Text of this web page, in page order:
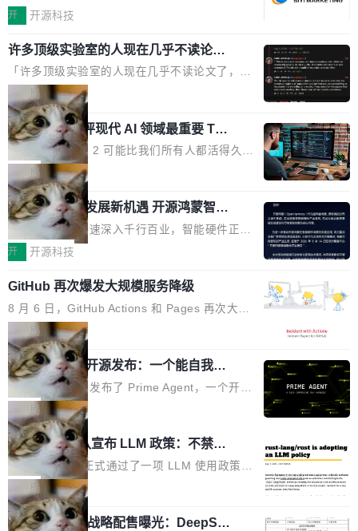
页面的文本，然后把文本丢给大模型，再返回一
段回答。仅此而已。 这当然有用，但总觉得差点
意思。比如我在一个后台管理系统里，需要填50
个表单字段，每个字段还有联动逻辑；比如我
想...
与80PLUS钛金能效；支持ATX 3.1与PCIe 5.1
规范，结合服务器级元件、完善供电线材与内置
实时LCD监控屏，可充分满足当下高阶PC主机
的严苛使用需求。 澎湃功率，紧凑机身 钛金雕1
600PG5 AI TOP具备强悍输出功率，同时实现
机身尺寸大幅精简。整机长度仅16厘米，属于同
功率段机身尺寸十分紧凑的1600W电源产品。小
巧机身有效提升市面主流标准A...
的价值重构。全球全案品牌代理机构市场从2025
复合增长率达5.44%,预计2032年将突破120亿美
元。数字广告与公共关系相关服务市场更是从20
25年的8463亿美元扩张至2026年的8763亿美
元。数字的背后是一个清晰的事实——品牌对专
业化营销服务的需求从未如此迫切。 但市场扩容
的同时,服务商的竞争逻辑正在改变。2026年Top
Agency年度合辑的观察指出,“产品”这个离消费
者最近的载体,在整个品牌营销层面的权重显著变
高了。全域营销服务商的竞争正在从规模转向深
度,案例厚度、全域覆盖、多线协同...
开 开源科技
许多顶级实验室的人现在几乎不读论文
了
「许多顶级实验室的人现在几乎不读论文了，而
且他们认为 ICLR/ICML/NeurIPS 充斥着大量过
度宣传和欺诈。」 OpenAI 研究员 Keller Jorda
n 这条推文引发了广泛讨论。他不是在说风凉
话，他是说出了一个圈内人尽皆知但很少公开捅
破的事实。 Jordan 随后补充了一句软化声明：
「我不认为这些会议上大部分论文都在过度宣传
或造假。问题是，作为读者，如果你筛选出那些
看起来最令人兴奋的论文，那它们大部分都是过
度宣传的。」 这才是真正的痛点。不是所有论文
都有问题，是最吸引眼球的那批论文最有问题。
他引用的帖子来自 Mathew Shen，一位 ICLR 2
026 的读者：「看了篇 ...
局
xAI 前工程师评现代 AI 领域最重要 Top
3 开源项目
Flash Attention 2 可能比我们所有人都活得久。
这句话不是来自某个技术博客，而是出自 Hieu
Pham 的一条推文。Hieu Pham 是谁？他是 xAI
的早期工程师之一，在 Grok 训练基础设施团队
工作过。近日他在 X 上发了一条帖子，列出了他
认为现代 AI 领域最重要的三个开源项目。 第一
理由很具体。FA 系列不需要解释，但 FA2 是他
认为最重要的一个——复杂度恰到好处，刚好能
驱动你去学 CuTe，但还没被那些"邪恶的" Hopp
er++ 优化所淹没，足够容易修改和适配。 更关
键的是 FA2 的持久性...
局
共商智能硬件发展新机遇 开源鸿蒙智能
硬件开发者日杭州站即将举行
随着万物智联加速深入千行百业，智能硬件正从
单点设备迈向智能化、网联化、协同化发展。作
鸿蒙通过统一技术底座和分布式能力，为不同类
型智能设备的开发、连接与互联提供关键支撑，
也为产业链企业探索产品创新与商业增长打开新
的空间。 8月14日，开源鸿蒙智能硬件开发者日
（OHDD：OpenHarmony Hardware Develope
r Day）将在杭州启航。活动面向智能硬件产业
链企业和开发者，邀请行业专家与资深技术顾
问，围绕开源鸿蒙技术能力、设备适配、芯片适
配、功耗与稳定性调优、兼容性测评及统一互联
等内容展开系统讲解和实战交流，帮助企业进一
步了解开源鸿蒙在智能...
开 开源科技
GitHub 再次爆发大规模服务降级
8 月 6 日，GitHub Actions 和 Pages 再次大规
模服务降级，Actions 完全不可用超过 5 小时，
webhook 停发，连自托管 runner 也因调度层故
障无法工作。Pages、Copilot code review、C
opilot coding agent 全部受影响。从检测到完全
恢复，大约 12 小时。 这是 2026 年 8 月的第六
起事故，其中四起与 AI/Copilot 服务相关。 Git
Hub 员工 kdaigle 在 HN 讨论中贴出了一组数
据：2025 年全年 10 亿次 commit。现在，每周
2.75 亿次，全年预计 140 亿次。GitHub...
局
Prime Agent 开源发布：一个能自我改
进的编程 Agent，ARC-AGI 3 超越人类
专家基线
Prime Intellect 发布了 Prime Agent，一个开源
的编程 Agent Harness，核心设计围绕两个抽
象：Recursive Language Model（RLM）和 C
ontinual Harness。在 ARC-AGI 3 基准测试
上，Prime Agent + Opus 5 的组合达到了 95.
5% RHAE Best@1，超过了 ARC 报告的人类专
家基线 95.4%。 不是又一个 coding agent 包装
器 Prime Agent 的架构和市面上大多数 coding
局
Rust 项目团队宣布 LLM 政策：不禁
止，但你要承认哪些代码不是你写的
Rust 语言项目正式通过了一项 LLM 使用政策，
覆盖 rust-lang/rust 单一仓库的代码贡献。这不
是项目级别的官方立场，目前由五个团队采纳，
但它可能是主流开源项目中关于 AI 辅助贡献最
局
宇树科技 IPO 战略配售曝光：DeepSe